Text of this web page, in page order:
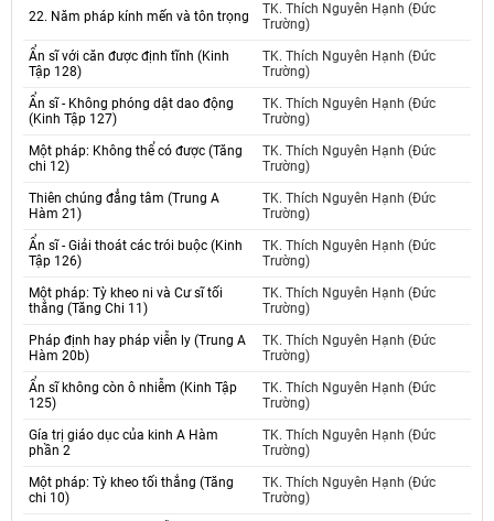
22. Năm pháp kính mến và tôn trọng
TK. Thích Nguyên Hạnh (Đức
Trường)
Ẩn sĩ với căn được định tĩnh (Kinh
Tập 128)
TK. Thích Nguyên Hạnh (Đức
Trường)
Ẩn sĩ - Không phóng dật dao động
(Kinh Tập 127)
TK. Thích Nguyên Hạnh (Đức
Trường)
Một pháp: Không thể có được (Tăng
chi 12)
TK. Thích Nguyên Hạnh (Đức
Trường)
Thiên chúng đẳng tâm (Trung A
Hàm 21)
TK. Thích Nguyên Hạnh (Đức
Trường)
Ẩn sĩ - Giải thoát các trói buộc (Kinh
Tập 126)
TK. Thích Nguyên Hạnh (Đức
Trường)
Một pháp: Tỳ kheo ni và Cư sĩ tối
thắng (Tăng Chi 11)
TK. Thích Nguyên Hạnh (Đức
Trường)
Pháp định hay pháp viễn ly (Trung A
Hàm 20b)
TK. Thích Nguyên Hạnh (Đức
Trường)
Ẩn sĩ không còn ô nhiễm (Kinh Tập
125)
TK. Thích Nguyên Hạnh (Đức
Trường)
Gía trị giáo dục của kinh A Hàm
phần 2
TK. Thích Nguyên Hạnh (Đức
Trường)
Một pháp: Tỳ kheo tối thắng (Tăng
chi 10)
TK. Thích Nguyên Hạnh (Đức
Trường)